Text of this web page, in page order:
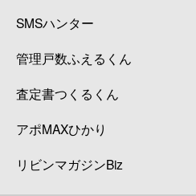
SMSハンター
管理戸数ふえるくん
査定書つくるくん
アポMAXひかり
リビンマガジンBiz